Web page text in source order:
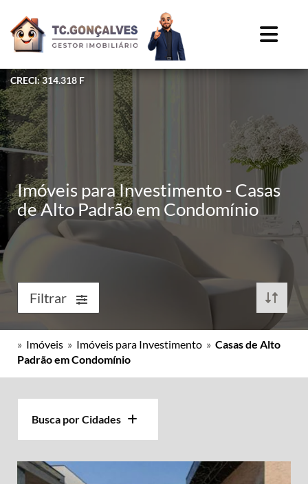
CRECI: 314.318 F
Imóveis para Investimento - Casas
de Alto Padrão em Condomínio
Filtrar
» Imóveis » Imóveis para Investimento » Casas de Alto
Padrão em Condomínio
Busca por Cidades